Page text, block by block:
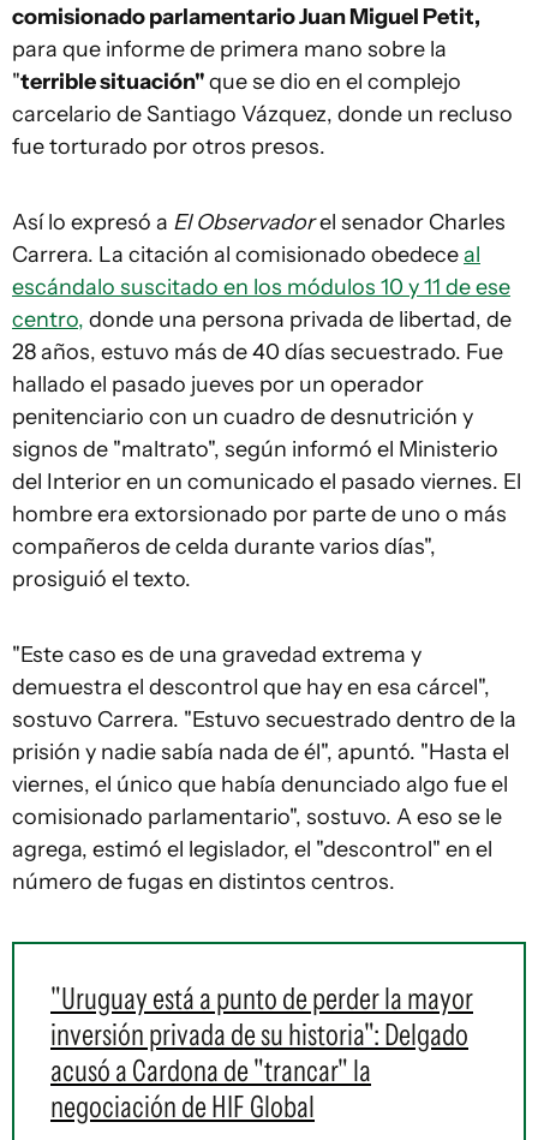
comisionado parlamentario Juan Miguel Petit,
para que informe de primera mano sobre la
"terrible situación"que se dio en el complejo
carcelario de Santiago Vázquez, donde un recluso
fue torturado por otros presos.
Así lo expresó a El Observadorel senador Charles
Carrera. La citación al comisionado obedeceal
escándalo suscitado en los módulos 10 y 11 de ese
centro, donde una persona privada de libertad, de
28 años, estuvo más de 40 días secuestrado. Fue
hallado el pasado jueves por un operador
penitenciario con un cuadro de desnutrición y
signos de "maltrato", según informó el Ministerio
del Interior en un comunicado el pasado viernes. El
hombre era extorsionado por parte de uno o más
compañeros de celda durante varios días",
prosiguió el texto.
"Este caso es de una gravedad extrema y
demuestra el descontrol que hay en esa cárcel",
sostuvo Carrera. "Estuvo secuestrado dentro de la
prisión y nadie sabía nada de él", apuntó. "Hasta el
viernes, el único que había denunciado algo fue el
comisionado parlamentario", sostuvo. A eso se le
agrega, estimó el legislador, el "descontrol" en el
número de fugas en distintos centros.
"Uruguay está a punto de perder la mayor
inversión privada de su historia": Delgado
acusó a Cardona de "trancar" la
negociación de HIF Global